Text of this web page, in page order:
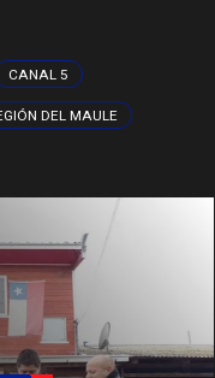
CANAL 5
DEL MAULE